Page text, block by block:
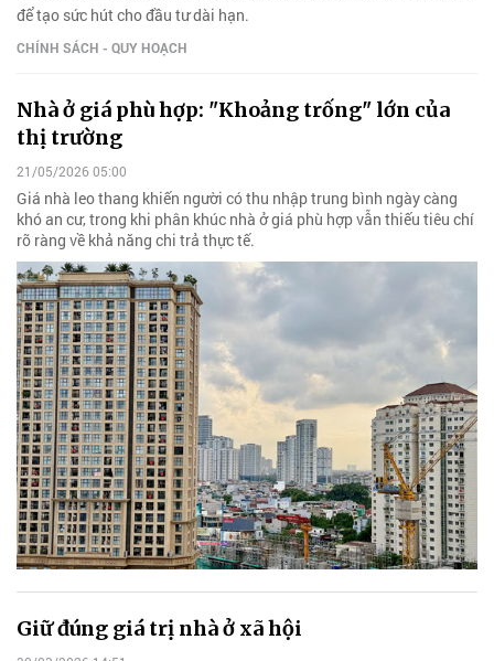
để tạo sức hút cho đầu tư dài hạn.
CHÍNH SÁCH - QUY HOẠCH
Nhà ở giá phù hợp: "Khoảng trống" lớn của
thị trường
21/05/2026 05:00
Giá nhà leo thang khiến người có thu nhập trung bình ngày càng
khó an cư, trong khi phân khúc nhà ở giá phù hợp vẫn thiếu tiêu chí
rõ ràng về khả năng chi trả thực tế.
Giữ đúng giá trị nhà ở xã hội